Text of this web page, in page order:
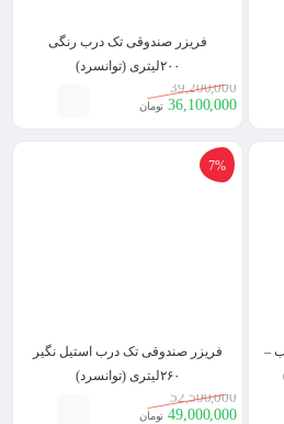
فریزر صندوقی تک درب رنگی
۲۰۰لیتری (توانسرد)
39,200,000
36,100,000 تومان
–
7%
فریزر صندوقی تک درب استیل نگیر
۲۶۰لیتری (توانسرد)
52,500,000
49,000,000 تومان